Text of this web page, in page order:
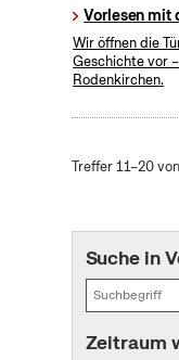
Vorlesen mit
Wir öffnen die
Geschichte vor
Rodenkirchen.
Treffer 11–20
Suche in
Zeitraum